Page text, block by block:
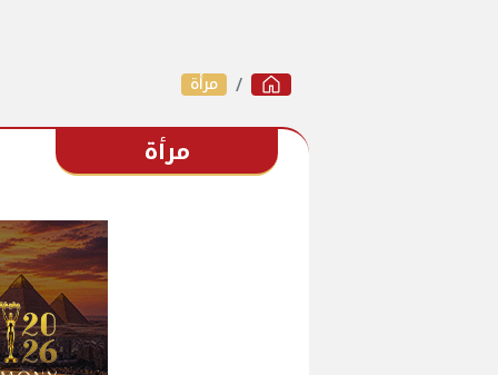
مرأة
مرأة